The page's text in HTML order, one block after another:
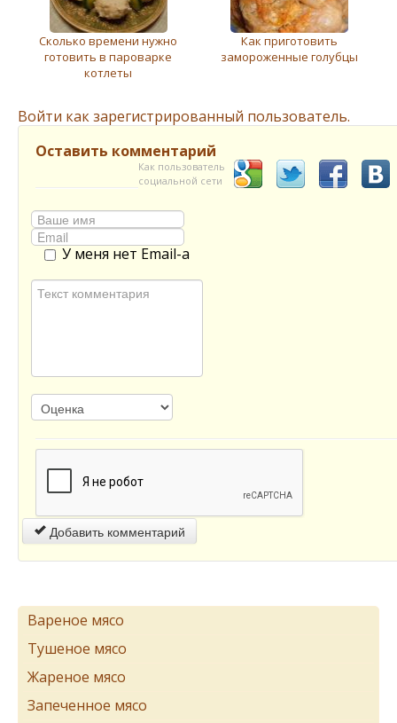
Сколько времени нужно
готовить в пароварке
котлеты
Как приготовить
замороженные голубцы
Войти как зарегистрированный пользователь.
Оставить комментарий
Как пользователь
социальной сети
У меня нет Email-а
Добавить комментарий
Вареное мясо
Тушеное мясо
Жареное мясо
Запеченное мясо